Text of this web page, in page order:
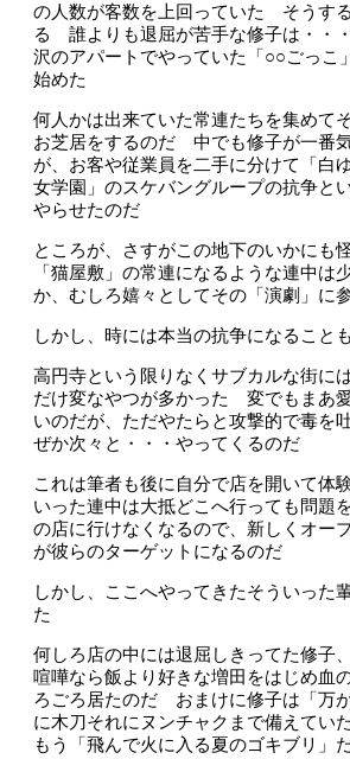
の人数が客数を上回っていた そうす
る 誰よりも退屈が苦手な修子は・・
沢のアパートでやっていた「○○ごっこ
始めた
何人かは出来ていた常連たちを集めて
お芝居をするのだ 中でも修子が一番
が、お客や従業員を二手に分けて「白
女学園」のスケバングループの抗争と
やらせたのだ
ところが、さすがこの地下のいかにも
「猫屋敷」の常連になるような連中は
か、むしろ嬉々としてその「演劇」に
しかし、時には本当の抗争になること
高円寺という限りなくサブカルな街に
だけ変なやつが多かった 変でもまあ
いのだが、ただやたらと攻撃的で毒を
ぜか次々と・・・やってくるのだ
これは筆者も後に自分で店を開いて体
いった連中は大抵どこへ行っても問題
の店に行けなくなるので、新しくオー
が彼らのターゲットになるのだ
しかし、ここへやってきたそういった
た
何しろ店の中には退屈しきってた修子
喧嘩なら飯より好きな増田をはじめ血
ろごろ居たのだ おまけに修子は「万
に木刀それにヌンチャクまで備えて
もう「飛んで火に入る夏のゴキブリ」